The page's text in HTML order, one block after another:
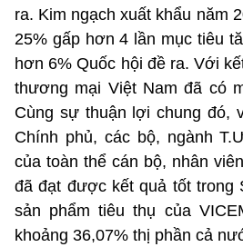
ra. Kim ngạch xuất khẩu năm
25% gấp hơn 4 lần mục tiêu
hơn 6% Quốc hội đề ra. Với
thương mại Việt Nam đã có
Cùng sự thuận lợi chung đó,
Chính phủ, các bộ, ngành
của toàn thể cán bộ, nhân
đã đạt được kết quả tốt trong
sản phẩm tiêu thụ của
khoảng 36,07% thị phần cả